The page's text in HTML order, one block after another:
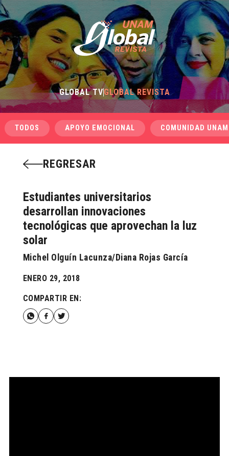
GLOBAL TVGLOBAL REVISTA
TODOS APOYO EMOCIONAL COMUNIDAD UNAM
REGRESAR
Estudiantes universitarios
desarrollan innovaciones
tecnológicas que aprovechan la luz
solar
Michel Olguín Lacunza/Diana Rojas García
ENERO 29, 2018
COMPARTIR EN: